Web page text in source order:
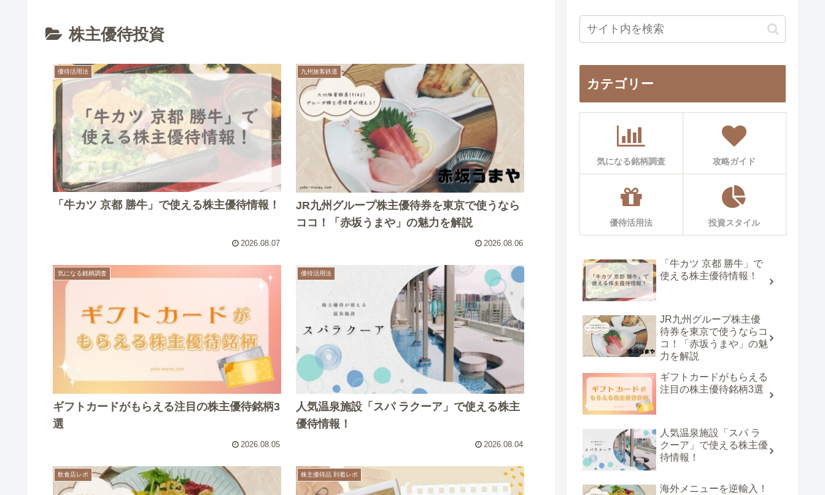
株主優待投資
優待活用法
「牛カツ 京都 勝牛」で使える株主優待情報！
2026.08.07
九州旅客鉄道
JR九州グループ株主優待券を東京で使うなら
ココ！「赤坂うまや」の魅力を解説
2026.08.06
気になる銘柄調査
ギフトカードがもらえる注目の株主優待銘柄3
選
2026.08.05
優待活用法
人気温泉施設「スパ ラクーア」で使える株主
優待情報！
2026.08.04
飲食店レポ 株主優待品 到着レポ
カテゴリー
気になる銘柄調査 攻略ガイド
優待活用法 投資スタイル
「牛カツ 京都 勝牛」で
使える株主優待情報！
JR九州グループ株主優
待券を東京で使うならコ
コ！「赤坂うまや」の魅
力を解説
ギフトカードがもらえる
注目の株主優待銘柄3選
人気温泉施設「スパ ラ
クーア」で使える株主優
待情報！
海外メニューを逆輸入！